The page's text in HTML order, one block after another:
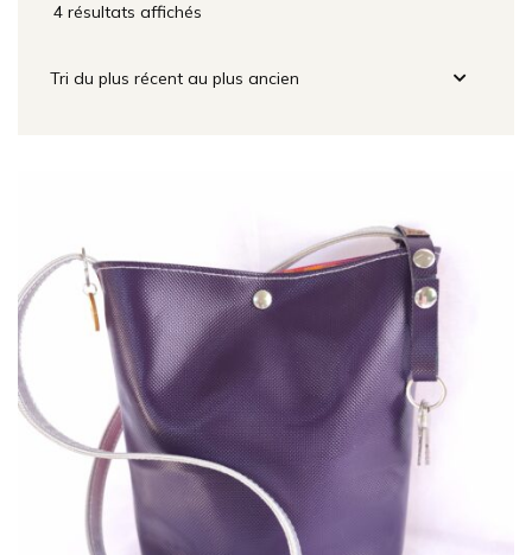
4 résultats affichés